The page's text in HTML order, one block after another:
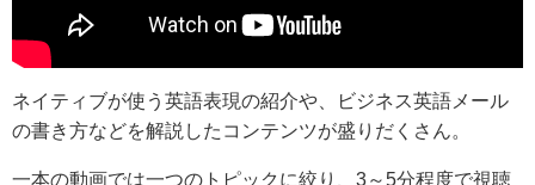
ネイティブが使う英語表現の紹介や、ビジネス英語メール
の書き方などを解説したコンテンツが盛りだくさん。
一本の動画では一つのトピックに絞り、3～5分程度で視聴